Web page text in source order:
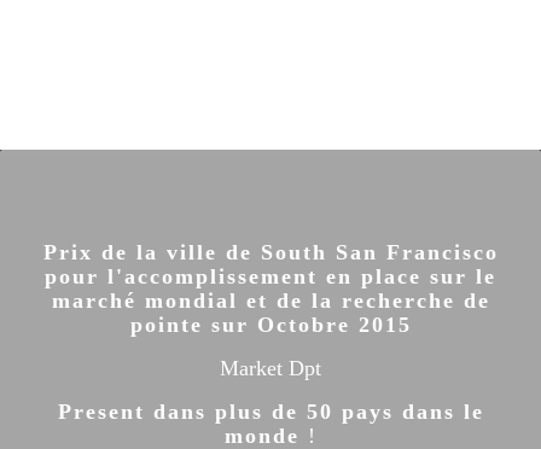
Prix de la ville de South San Francisco
pour l'accomplissement en place sur le
marché mondial et de la recherche de
pointe sur Octobre 2015
Market Dpt
Present dans plus de 50 pays dans le
monde !